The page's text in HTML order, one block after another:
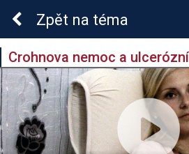
Crohnova nemoc a
Zpět na téma